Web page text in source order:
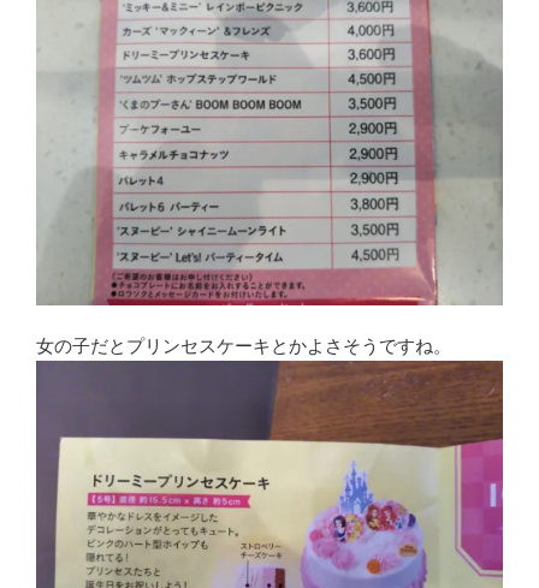
女の子だとプリンセスケーキとかよさそうですね。